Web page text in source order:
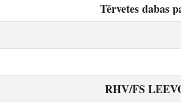
Tērvetes dabas
RHV/FS